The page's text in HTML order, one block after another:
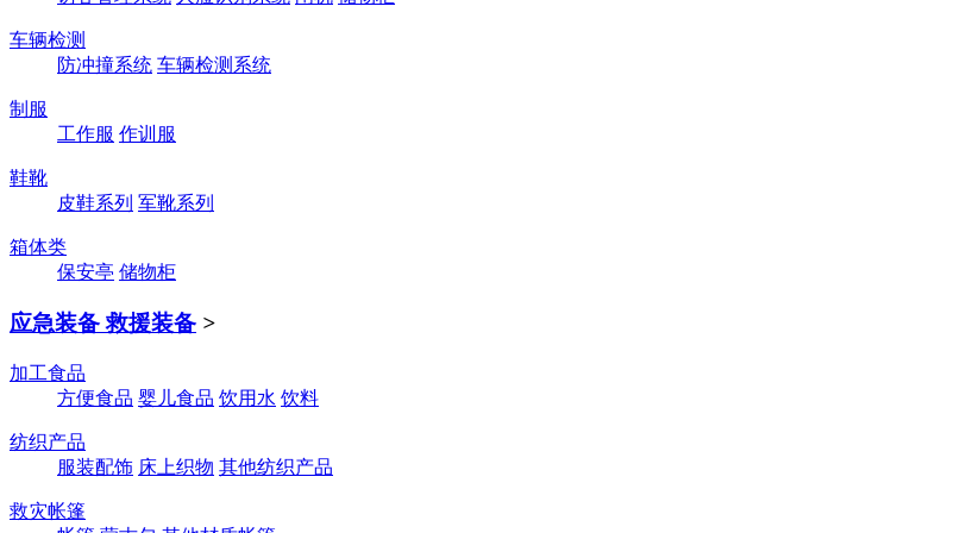
车辆检测
防冲撞系统 车辆检测系统
制服
工作服 作训服
鞋靴
皮鞋系列 军靴系列
箱体类
保安亭 储物柜
应急装备 救援装备 >
加工食品
方便食品 婴儿食品 饮用水 饮料
纺织产品
服装配饰 床上织物 其他纺织产品
救灾帐篷